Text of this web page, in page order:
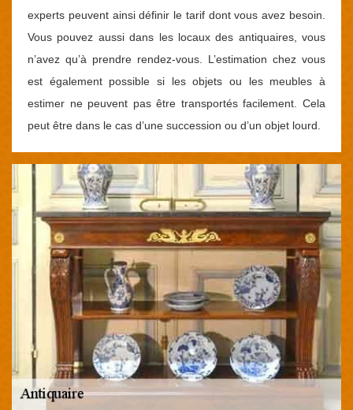
experts peuvent ainsi définir le tarif dont vous avez besoin.
Vous pouvez aussi dans les locaux des antiquaires, vous
n’avez qu’à prendre rendez-vous. L’estimation chez vous
est également possible si les objets ou les meubles à
estimer ne peuvent pas être transportés facilement. Cela
peut être dans le cas d’une succession ou d’un objet lourd.